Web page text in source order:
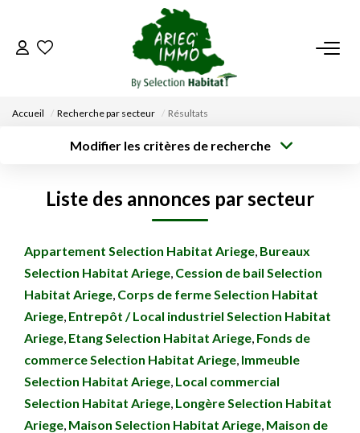
ACCUEIL
DÉPOSEZ VOTRE RECHERCHE
NOUS REJOINDRE
CONTACT
EN
Accueil Recherche par secteur Résultats
Modifier les critères de recherche
Type de bien
Surface min
Rayon Plus de critères
Liste des annonces par secteur
Appartement Selection Habitat Ariege Bureaux
Selection Habitat Ariege Cession de bail Selection
Habitat Ariege Corps de ferme Selection Habitat
Ariege Entrepôt / Local industriel Selection Habitat
Ariege Etang Selection Habitat Ariege Fonds de
commerce Selection Habitat Ariege Immeuble
Selection Habitat Ariege Local commercial
Selection Habitat Ariege Longère Selection Habitat
Ariege Maison Selection Habitat Ariege Maison de